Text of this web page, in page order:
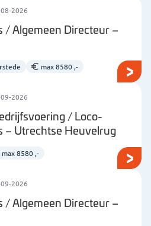
2026
/ Algemeen Directeur –
max 8580 ,-
2026
/ Loco-
– Utrechtse Heuvelrug
max 8580 ,-
2026
/ Algemeen Directeur –